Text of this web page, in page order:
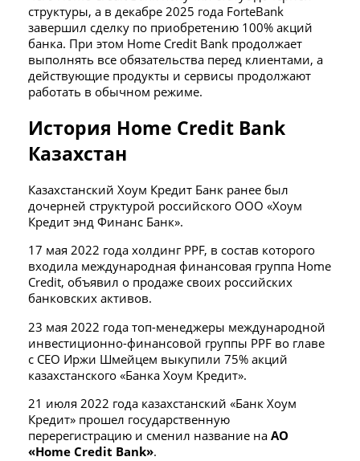
структуры, а в декабре 2025 года ForteBank
завершил сделку по приобретению 100% акций
банка. При этом Home Credit Bank продолжает
выполнять все обязательства перед клиентами, а
действующие продукты и сервисы продолжают
работать в обычном режиме.
История Home Credit Bank
Казахстан
Казахстанский Хоум Кредит Банк ранее был
дочерней структурой российского ООО «Хоум
Кредит энд Финанс Банк».
17 мая 2022 года холдинг PPF, в состав которого
входила международная финансовая группа Home
Credit, объявил о продаже своих российских
банковских активов.
23 мая 2022 года топ-менеджеры международной
инвестиционно-финансовой группы PPF во главе
с CEO Иржи Шмейцем выкупили 75% акций
казахстанского «Банка Хоум Кредит».
21 июля 2022 года казахстанский «Банк Хоум
Кредит» прошел государственную
перерегистрацию и сменил название на АО
«Home Credit Bank».